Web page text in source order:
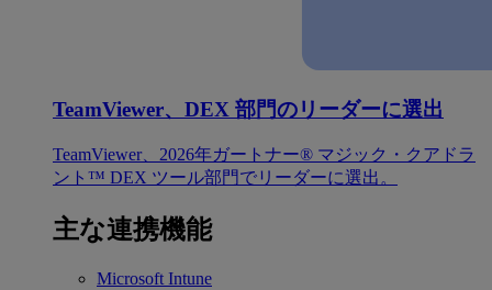
TeamViewer、DEX 部門のリーダーに選出
TeamViewer、2026年ガートナー® マジック・クアドラ
ント™ DEX ツール部門でリーダーに選出。
主な連携機能
Microsoft Intune